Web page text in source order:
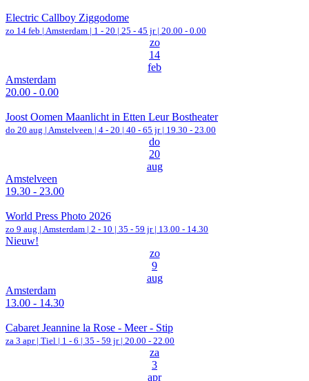
Electric Callboy Ziggodome
zo 14 feb | Amsterdam | 1 - 20 | 25 - 45 jr | 20.00 - 0.00
zo
14
feb
Amsterdam
20.00 - 0.00
Joost Oomen Maanlicht in Etten Leur Bostheater
do 20 aug | Amstelveen | 4 - 20 | 40 - 65 jr | 19.30 - 23.00
do
20
aug
Amstelveen
19.30 - 23.00
World Press Photo 2026
zo 9 aug | Amsterdam | 2 - 10 | 35 - 59 jr | 13.00 - 14.30
Nieuw!
zo
9
aug
Amsterdam
13.00 - 14.30
Cabaret Jeannine la Rose - Meer - Stip
za 3 apr | Tiel | 1 - 6 | 35 - 59 jr | 20.00 - 22.00
za
3
apr